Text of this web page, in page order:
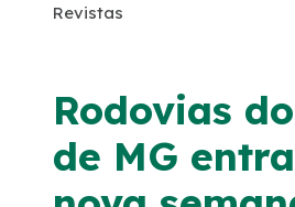
Faixa de domínio
Combate a foco de incêndio
Revistas
Rodovias
de MG